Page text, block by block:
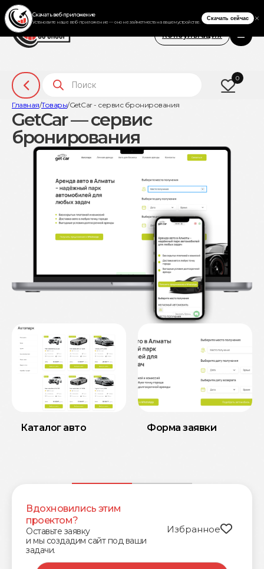
Консультация
0
Главная/Товары/GetCar - сервис бронирования
GetCar — сервис
бронирования
Каталог авто Форма заявки
Вдохновились этим
проектом?
Оставьте заявку
и мы создадим сайт под ваши
задачи.
Избранное